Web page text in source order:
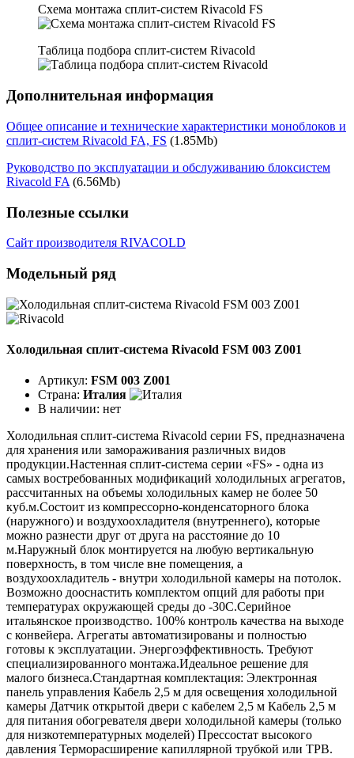
Схема монтажа сплит-систем Rivacold FS
Таблица подбора сплит-систем Rivacold
Дополнительная информация
Общее описание и технические характеристики моноблоков и
сплит-систем Rivacold FA, FS (1.85Mb)
Руководство по эксплуатации и обслуживанию блоксистем
Rivacold FA (6.56Mb)
Полезные ссылки
Сайт производителя RIVACOLD
Модельный ряд
Холодильная сплит-система Rivacold FSM 003 Z001
Артикул: FSM 003 Z001
Страна: Италия
В наличии: нет
Холодильная сплит-система Rivacold серии FS, предназначена
для хранения или замораживания различных видов
продукции.Настенная сплит-система серии «FS» - одна из
самых востребованных модификаций холодильных агрегатов,
рассчитанных на объемы холодильных камер не более 50
куб.м.Состоит из компрессорно-конденсаторного блока
(наружного) и воздухоохладителя (внутреннего), которые
можно разнести друг от друга на расстояние до 10
м.Наружный блок монтируется на любую вертикальную
поверхность, в том числе вне помещения, а
воздухоохладитель - внутри холодильной камеры на потолок.
Возможно дооснастить комплектом опций для работы при
температурах окружающей среды до -30С.Серийное
итальянское производство. 100% контроль качества на выходе
с конвейера. Агрегаты автоматизированы и полностью
готовы к эксплуатации. Энергоэффективность. Требуют
специализированного монтажа.Идеальное решение для
малого бизнеса.Стандартная комплектация: Электронная
панель управления Кабель 2,5 м для освещения холодильной
камеры Датчик открытой двери с кабелем 2,5 м Кабель 2,5 м
для питания обогревателя двери холодильной камеры (только
для низкотемпературных моделей) Прессостат высокого
давления Терморасширение капиллярной трубкой или ТРВ.